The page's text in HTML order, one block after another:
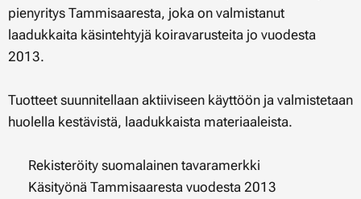
pienyritys Tammisaaresta, joka on valmistanut
laadukkaita käsintehtyjä koiravarusteita jo vuodesta
2013.
Tuotteet suunnitellaan aktiiviseen käyttöön ja valmistetaan
huolella kestävistä, laadukkaista materiaaleista.
✔ Rekisteröity suomalainen tavaramerkki
✔ Käsityönä Tammisaaresta vuodesta 2013